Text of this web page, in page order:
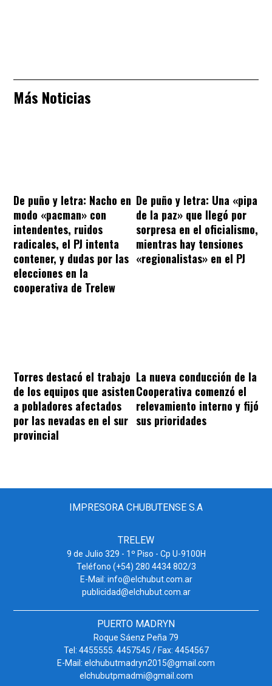
Más Noticias
De puño y letra: Nacho en
modo «pacman» con
intendentes, ruidos
radicales, el PJ intenta
contener, y dudas por las
elecciones en la
cooperativa de Trelew
De puño y letra: Una «pipa
de la paz» que llegó por
sorpresa en el oficialismo,
mientras hay tensiones
«regionalistas» en el PJ
Torres destacó el trabajo
de los equipos que asisten
a pobladores afectados
por las nevadas en el sur
provincial
La nueva conducción de la
Cooperativa comenzó el
relevamiento interno y fijó
sus prioridades
IMPRESORA CHUBUTENSE S.A
TRELEW
9 de Julio 329 - 1º Piso - Cp U-9100H
Teléfono (+54) 280 4434 802/3
E-Mail: info@elchubut.com.ar
publicidad@elchubut.com.ar
PUERTO MADRYN
Roque Sáenz Peña 79
Tel: 4455555. 4457545 / Fax: 4454567
E-Mail: elchubutmadryn2015@gmail.com
elchubutpmadmi@gmail.com